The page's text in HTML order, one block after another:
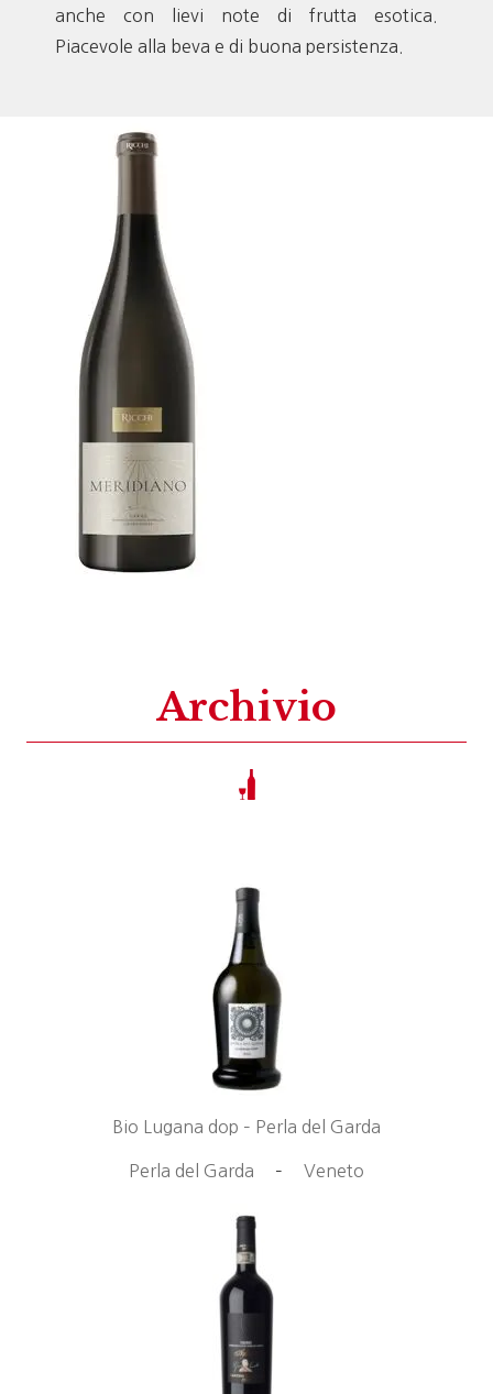
anche con lievi note di frutta esotica.
Piacevole alla beva e di buona persistenza.
Archivio
Bio Lugana dop – Perla del Garda
Perla del Garda – Veneto